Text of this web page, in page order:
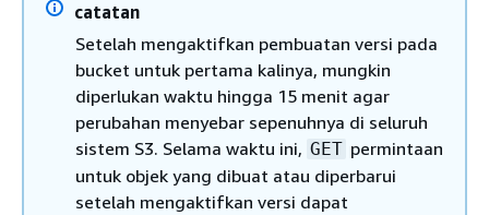
catatan
Setelah mengaktifkan pembuatan versi pada
bucket untuk pertama kalinya, mungkin
diperlukan waktu hingga 15 menit agar
perubahan menyebar sepenuhnya di seluruh
sistem S3. Selama waktu ini, GET permintaan
untuk objek yang dibuat atau diperbarui
setelah mengaktifkan versi dapat